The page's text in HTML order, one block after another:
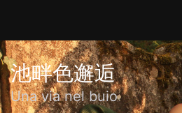
池畔色邂逅
Una via nel buio